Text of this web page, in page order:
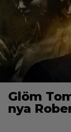
Glöm
nya